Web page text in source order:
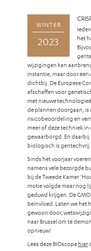
WINTER
2023
het
wijzigingen kan
instantie, maar door een
dichtbij. De Europese
afschaffen voor
met nieuwe
de plannen doorgaan,
risicobeoordeling en
meer of deze techniek
gewaarborgd. En
biologisch is
Sinds het voorjaar
namens vele bezorgde
bij de Tweede Kamer
motie volgde maar nog
geduwd krijgen. De
beïnvloed. Laten we het
gewoon door,
naar Brussel om te
opnieuw!
Lees deze BIOscopehier